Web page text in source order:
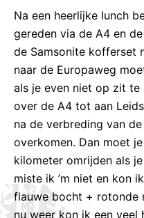
Na een heerlijke lunch
gereden via de A4 en
de Samsonite kofferset
naar de Europaweg
als je even niet op zit
over de A4 tot aan
na de verbreding van
overkomen. Dan moet
kilometer omrijden als
miste ik ’m niet en kon
flauwe bocht + rotonde
nu weer kon ik een veel